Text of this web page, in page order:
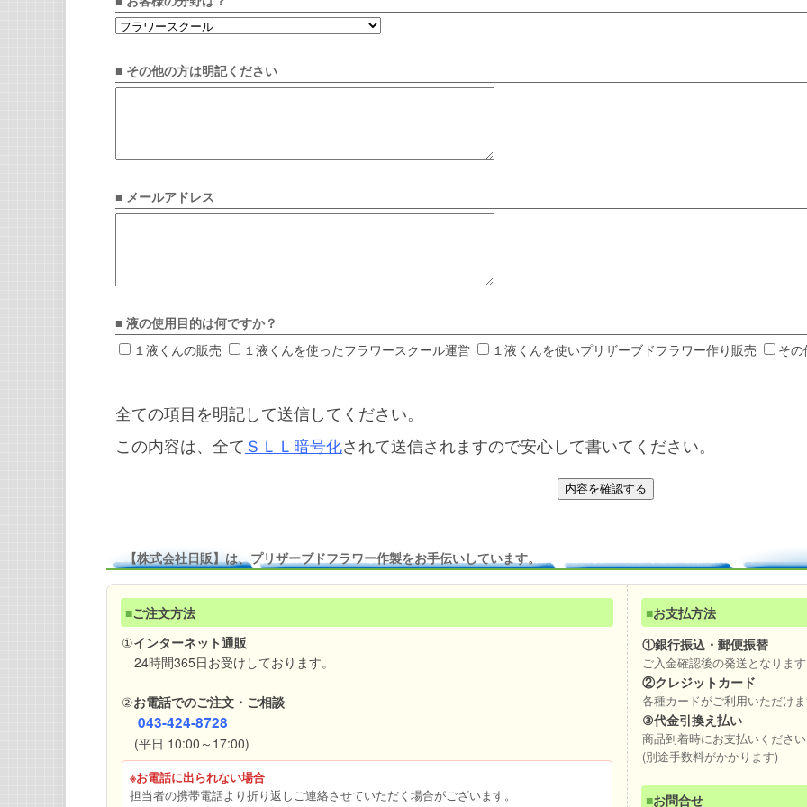
■ その他の方は明記ください
■ メールアドレス
■ 液の使用目的は何ですか？
１液くんの販売
１液くんを使ったフラワースクール運営 １液くんを使いプリザーブドフラワー作り販売 その
全ての項目を明記して送信してください。
この内容は、全て ＳＬＬ暗号化されて送信されますので安心して書いてください。
【株式会社日販】は、プリザーブドフラワー作製をお手伝いしています。
■ご注文方法
①インターネット通販
24時間365日お受けしております。
②お電話でのご注文・ご相談
043-424-8728
(平日 10:00～17:00)
※お電話に出られない場合
担当者の携帯電話より折り返しご連絡させていただく場合がございます。
■お支払方法
①銀行振込・郵便振替
ご入金確認後の発送となりま
②クレジットカード
各種カードがご利用いただけ
③代金引換え払い
商品到着時にお支払いくださ
(別途手数料がかかります)
■お問合せ